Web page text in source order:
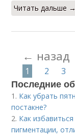
Читать дальше →
← назад
1 2 3
Последние
1. Как убрать
постакне?
2. Как
пигментации,